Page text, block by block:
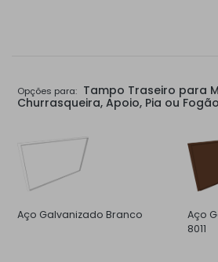
Opções para: Tampo Traseiro para
Churrasqueira, Apoio, Pia ou
Aço Galvanizado Branco
Aço
8011